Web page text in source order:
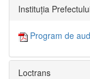
Instituția
Program de
Loctrans